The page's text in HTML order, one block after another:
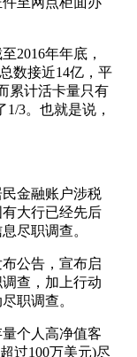
2016年年底，
数接近14亿，平
累计活卡量只有
3。也就是说，
金融账户涉税
大行已经先后
尽职调查。
公告，宣布启
查，加上行动
职调查。
个人高净值客
过100万美元)尽